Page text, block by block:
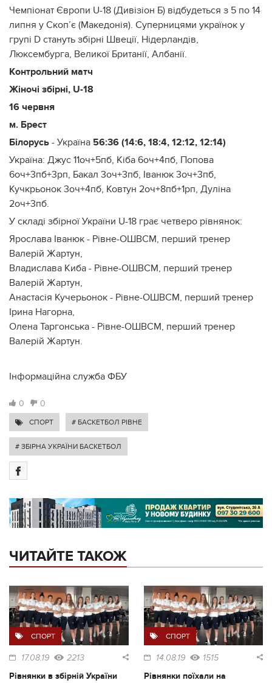
Чемпіонат Європи U-18 (Дивізіон Б) відбудеться з 5 по 14
липня у Скоп’є (Македонія). Суперницями українок у
групі D стануть збірні Швеції, Нідерландів,
Люксембурга, Великої Британії, Албанії.
Контрольний матч
Жіночі збірні, U-18
16 червня
м. Брест
Білорусь - Україна 56:36 (14:6, 18:4, 12:12, 12:14)
Україна: Джус 11оч+5пб, Кіба 6оч+4пб, Попова
6оч+3пб+3рп, Бакал 3оч+3пб, Іванюк 3оч+3пб,
Кучкрьонок 3оч+4пб, Ковтун 2оч+8пб+1рп, Дуліна
2оч+3пб.
У складі збірної України U-18 грає четверо рівнянок:
Ярослава Іванюк - Рівне-ОШВСМ, перший тренер
Валерій Жартун,
Владислава Киба - Рівне-ОШВСМ, перший тренер
Валерій Жартун,
Анастасія Кучерьонок - Рівне-ОШВСМ, перший тренер
Ірина Нагорна,
Олена Таргонська - Рівне-ОШВСМ, перший тренер
Валерій Жартун.
Інформаційна служба ФБУ
0 0
СПОРТ # БАСКЕТБОЛ РІВНЕ
# ЗБІРНА УКРАЇНИ БАСКЕТБОЛ
ЧИТАЙТЕ ТАКОЖ
СПОРТ
17.08.19 2213
Рівнянки в збірній України
СПОРТ
14.08.19 1515
Рівнянки поїхали на